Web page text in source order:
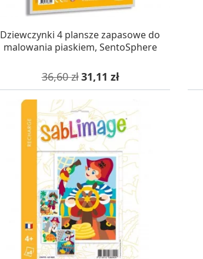
Dziewczynki 4 plansze zapasowe do
malowania piaskiem, SentoSphere
Cena podstawowa
36,60 zł Cena
31,11 zł